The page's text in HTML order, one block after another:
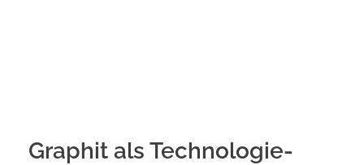
Graphit als Technologie-